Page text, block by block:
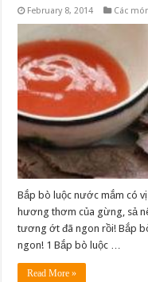
February 8, 2014 Các
Bắp bò luộc nước mắm có
hương thơm của gừng, sả
tương ớt đã ngon rồi! Bắp
ngon! 1 Bắp bò luộc …
Read More »